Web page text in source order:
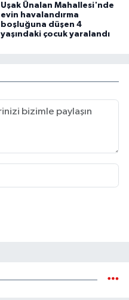
Uşak Ünalan Mahallesi'nde
evin havalandırma
boşluğuna düşen 4
yaşındaki çocuk yaralandı